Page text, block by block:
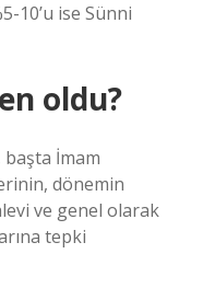
10’u ise Sünni
oldu?
başta İmam
dönemin
ve genel olarak
tepki